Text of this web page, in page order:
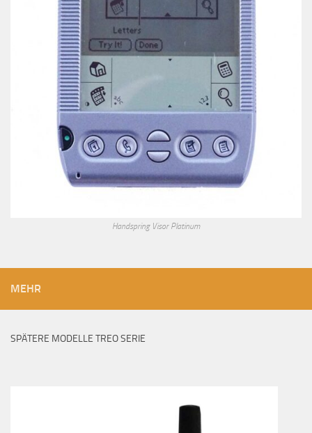
Handspring Visor Platinum
MEHR
SPÄTERE MODELLE TREO SERIE